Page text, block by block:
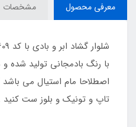
معرفی محصول مشخصات
با رنگ بادمجانی تولید شده
اصطلاحا مام استیال می باشد
تاپ و تونیک و بلوز ست کنید